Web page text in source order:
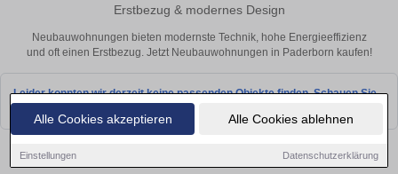
Alle Cookies akzeptieren Alle Cookies ablehnen
Einstellungen Datenschutzerklärung
Erstbezug & modernes Design
Neubauwohnungen bieten modernste Technik, hohe Energieeffizienz
und oft einen Erstbezug. Jetzt Neubauwohnungen in Paderborn kaufen!
Leider konnten wir derzeit keine passenden Objekte finden. Schauen Sie